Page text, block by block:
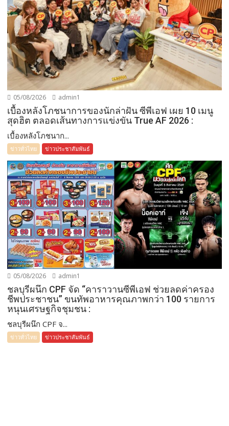
05/08/2026 admin1
เบื้องหลังโภชนาการของนักล่าฝัน ซีพีเอฟ เผย 10 เมนู
สุดฮิต ตลอดเส้นทางการแข่งขัน True AF 2026 :
เบื้องหลังโภชนาก...
ข่าวทั่วไทย ข่าวประชาสัมพันธ์
05/08/2026 admin1
ชลบุรีผนึก CPF จัด “คาราวานซีพีเอฟ ช่วยลดค่าครอง
ชีพประชาชน” ขนทัพอาหารคุณภาพกว่า 100 รายการ
หนุนเศรษฐกิจชุมชน :
ชลบุรีผนึก CPF จ...
ข่าวทั่วไทย ข่าวประชาสัมพันธ์